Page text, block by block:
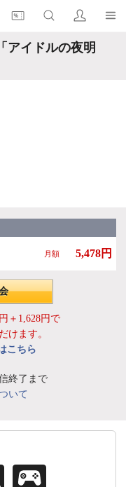
アイドルの夜明
月額 5,478円
＋1,628円で
けます。
こちら
終了まで
いて